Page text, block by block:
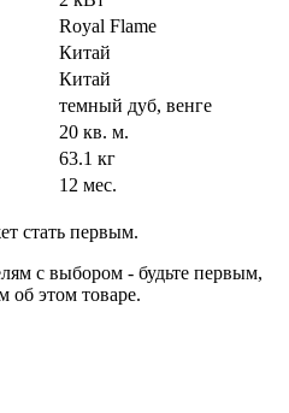
Royal Flame
Китай
Китай
темный дуб, венге
20 кв. м.
63.1 кг
12 мес.
стать первым.
с выбором - будьте первым,
об этом товаре.